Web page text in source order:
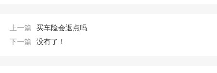
上一篇
买车险会返点吗
下一篇
没有了！